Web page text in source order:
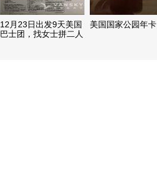
12月23日出发9天美国
巴士团，找女士拼二人
美国国家公园年卡